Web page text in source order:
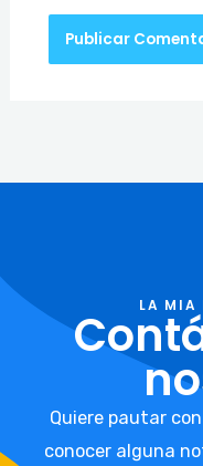
LA MIA
Quiere pautar
conocer alguna